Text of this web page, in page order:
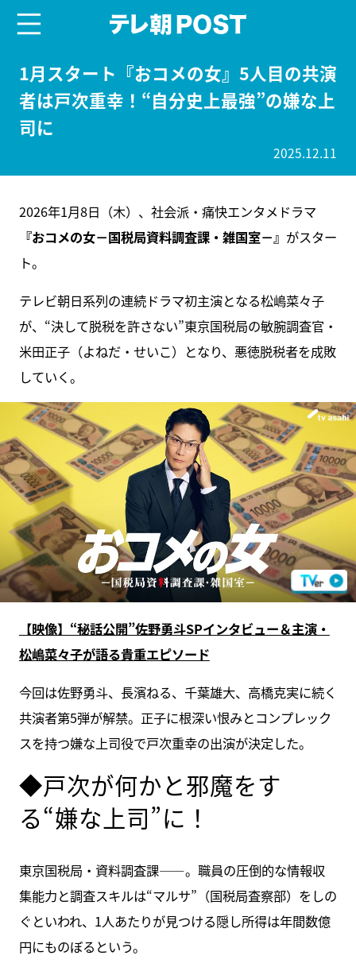
1月スタート『おコメの女』5人目の共演
者は戸次重幸！“自分史上最強”の嫌な上
司に
2025.12.11
2026年1月8日（木）、社会派・痛快エンタメドラマ
『おコメの女－国税局資料調査課・雑国室－』 がスター
ト。
テレビ朝日系列の連続ドラマ初主演となる松嶋菜々子
が、“決して脱税を許さない”東京国税局の敏腕調査官・
米田正子（よねだ・せいこ）となり、悪徳脱税者を成敗
していく。
【映像】“秘話公開”佐野勇斗SPインタビュー＆主演・
松嶋菜々子が語る貴重エピソード
今回は佐野勇斗、長濱ねる、千葉雄大、高橋克実に続く
共演者第5弾が解禁。正子に根深い恨みとコンプレック
スを持つ嫌な上司役で戸次重幸の出演が決定した。
◆戸次が何かと邪魔をす
る“嫌な上司”に！
東京国税局・資料調査課――。職員の圧倒的な情報収
集能力と調査スキルは“マルサ”（国税局査察部）をしの
ぐといわれ、1人あたりが見つける隠し所得は年間数億
円にものぼるという。